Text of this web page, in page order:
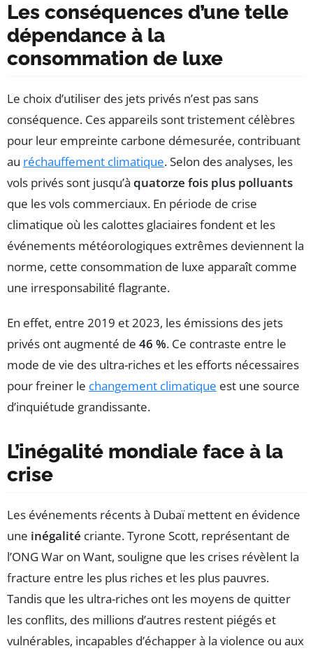
Les conséquences d’une telle
dépendance à la
consommation de luxe
Le choix d’utiliser des jets privés n’est pas sans
conséquence. Ces appareils sont tristement célèbres
pour leur empreinte carbone démesurée, contribuant
au réchauffement climatique. Selon des analyses, les
vols privés sont jusqu’à quatorze fois plus polluants
que les vols commerciaux. En période de crise
climatique où les calottes glaciaires fondent et les
événements météorologiques extrêmes deviennent la
norme, cette consommation de luxe apparaît comme
une irresponsabilité flagrante.
En effet, entre 2019 et 2023, les émissions des jets
privés ont augmenté de 46 %. Ce contraste entre le
mode de vie des ultra-riches et les efforts nécessaires
pour freiner le changement climatique est une source
d’inquiétude grandissante.
L’inégalité mondiale face à la
crise
Les événements récents à Dubaï mettent en évidence
une inégalité criante. Tyrone Scott, représentant de
l’ONG War on Want, souligne que les crises révèlent la
fracture entre les plus riches et les plus pauvres.
Tandis que les ultra-riches ont les moyens de quitter
les conflits, des millions d’autres restent piégés et
vulnérables, incapables d’échapper à la violence ou aux